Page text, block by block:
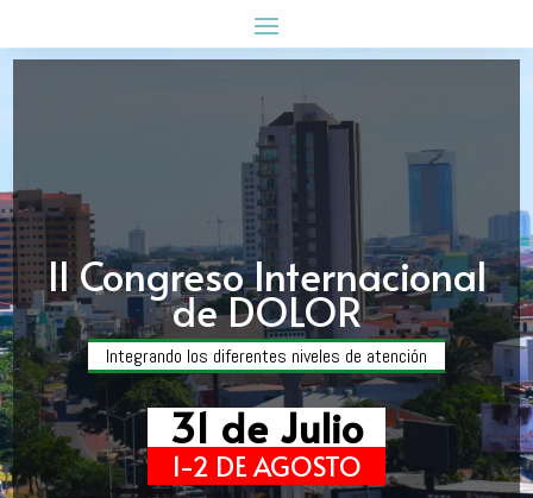
II Congreso Internacional
de DOLOR
Integrando los diferentes niveles de atención
31 de Julio
1-2 DE AGOSTO